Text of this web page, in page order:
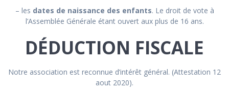
– les dates de naissance des enfants. Le droit de vote à
l’Assemblée Générale étant ouvert aux plus de 16 ans.
DÉDUCTION FISCALE
Notre association est reconnue d’intérêt général. (Attestation 12
aout 2020).